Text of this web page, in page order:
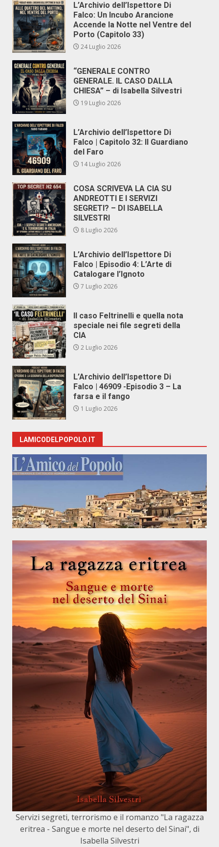
L’Archivio dell’Ispettore Di
Falco: Un Incubo Arancione
Accende la Notte nel Ventre del
Porto (Capitolo 33)
24 Luglio 2026
“GENERALE CONTRO
GENERALE. IL CASO DALLA
CHIESA” – di Isabella Silvestri
19 Luglio 2026
L’Archivio dell’Ispettore Di
Falco | Capitolo 32: Il Guardiano
del Faro
14 Luglio 2026
COSA SCRIVEVA LA CIA SU
ANDREOTTI E I SERVIZI
SEGRETI? – DI ISABELLA
SILVESTRI
8 Luglio 2026
L’Archivio dell’Ispettore Di
Falco | Episodio 4: L’Arte di
Catalogare l’Ignoto
7 Luglio 2026
Il caso Feltrinelli e quella nota
speciale nei file segreti della
CIA
2 Luglio 2026
L’Archivio dell’Ispettore Di
Falco | 46909 -Episodio 3 – La
farsa e il fango
1 Luglio 2026
LAMICODELPOPOLO.IT
Servizi segreti, terrorismo e il romanzo "La ragazza
eritrea - Sangue e morte nel deserto del Sinai", di
Isabella Silvestri